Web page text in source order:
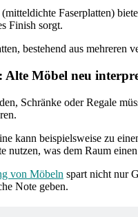
Faserplatten)
Finish sorgt.
bestehend aus mehreren
Alte Möbel neu
Schränke oder Regale
kann beispielsweise zu
nutzen, was dem Raum einen
von Möbeln spart nicht nur
Note geben.